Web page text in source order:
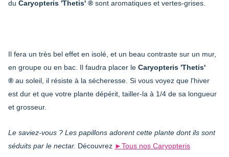
du Caryopteris 'Thetis' ® sont aromatiques et vertes-grises.
Il fera un très bel effet en isolé, et un beau contraste sur un mur,
en groupe ou en bac. Il faudra placer le Caryopteris 'Thetis'
® au soleil, il résiste à la sécheresse. Si vous voyez que l'hiver
est dur et que votre plante dépérit, tailler-la à 1/4 de sa longueur
et grosseur.
Le saviez-vous ? Les papillons adorent cette plante dont ils sont
séduits par le nectar. Découvrez ►Tous nos Caryopteris